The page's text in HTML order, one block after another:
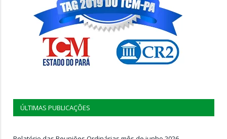
ÚLTIMAS PUBLICAÇÕES